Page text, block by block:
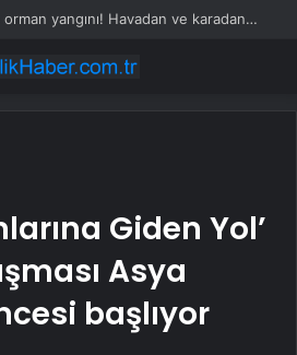
Aydın ve Balıkesir’de orman yangını! Havadan ve karadan müdahale devam ediyor
Giden Yol’
Asya
başlıyor